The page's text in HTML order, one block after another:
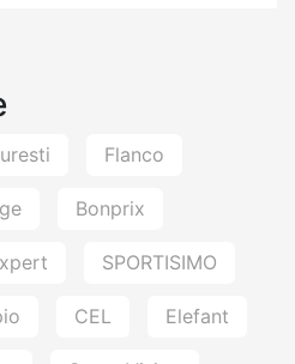
Flanco
Bonprix
SPORTISIMO
CEL Elefant